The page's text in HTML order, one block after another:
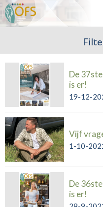
Industrie
Home Zoeken
De
is er!
19-12-
Vijf
1-10-
De
is er!